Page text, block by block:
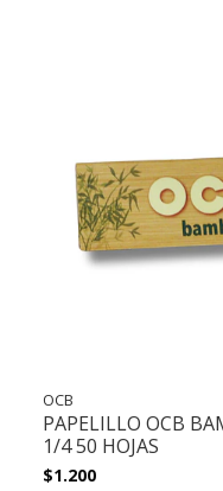
OCB
PAPELILLO OCB
1/4 50 HOJAS
$1.200